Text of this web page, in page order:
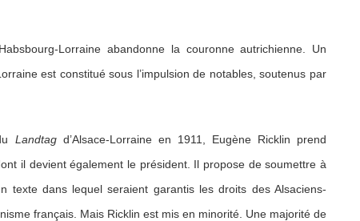
Lorraine abandonne la couronne autrichienne. Un
est constitué sous l’impulsion de notables, soutenus par
Landtagd’Alsace-Lorraine en 1911, Eugène Ricklin prend
il devient également le président. Il propose de soumettre à
texte dans lequel seraient garantis les droits des Alsaciens-
français. Mais Ricklin est mis en minorité. Une majorité de